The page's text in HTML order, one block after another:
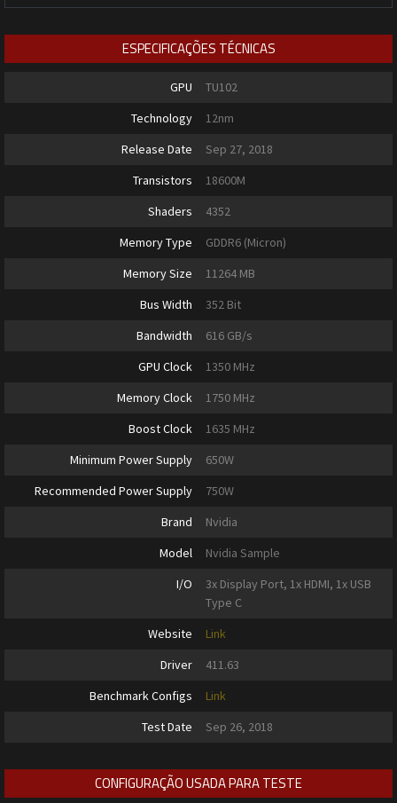
ESPECIFICAÇÕES TÉCNICAS
GPU
TU102
Technology
12nm
Release Date
Sep 27, 2018
Transistors
18600M
Shaders
4352
Memory Type
GDDR6 (Micron)
Memory Size
11264 MB
Bus Width
352 Bit
Bandwidth
616 GB/s
GPU Clock
1350 MHz
Memory Clock
1750 MHz
Boost Clock
1635 MHz
Minimum Power Supply
650W
Recommended Power Supply
750W
Brand
Nvidia
Model
Nvidia Sample
I/O
3x Display Port, 1x HDMI, 1x USB
Type C
Website
Link
Driver
411.63
Benchmark Configs
Link
Test Date
Sep 26, 2018
CONFIGURAÇÃO USADA PARA TESTE